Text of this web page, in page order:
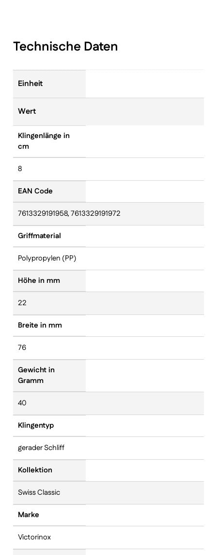
Technische Daten
Einheit
Wert
Klingenlänge in
cm
8
EAN Code
7613329191958, 7613329191972
Griffmaterial
Polypropylen (PP)
Höhe in mm
22
Breite in mm
76
Gewicht in
Gramm
40
Klingentyp
gerader Schliff
Kollektion
Swiss Classic
Marke
Victorinox